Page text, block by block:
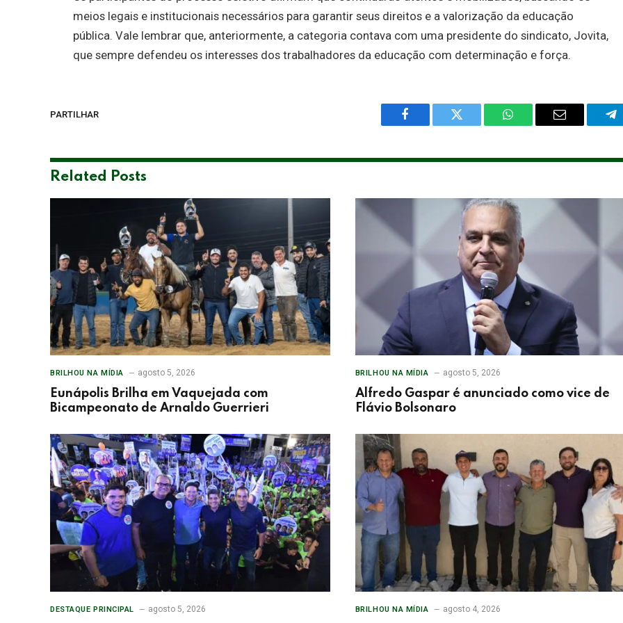
meios legais e institucionais necessários para garantir seus direitos e a valorização da educação
pública. Vale lembrar que, anteriormente, a categoria contava com uma presidente do sindicato, Jovita,
que sempre defendeu os interesses dos trabalhadores da educação com determinação e força.
PARTILHAR
Facebook Twitter WhatsAppEmail
Related Posts
BRILHOU NA MÍDIA agosto 5, 2026
Eunápolis Brilha em Vaquejada com
Bicampeonato de Arnaldo Guerrieri
BRILHOU NA MÍDIA agosto 5, 2026
Alfredo Gaspar é anunciado como vice de
Flávio Bolsonaro
DESTAQUE PRINCIPAL agosto 5, 2026 BRILHOU NA MÍDIA agosto 4, 2026